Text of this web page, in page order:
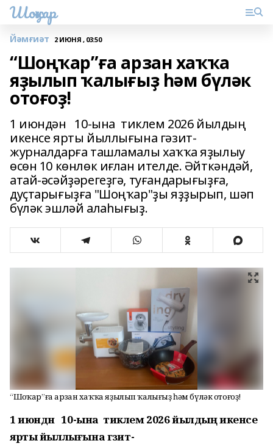
Шоңҡар
Йәмғиәт 2 ИЮНЯ , 03:50
“Шоңҡар”ға арзан хаҡҡа
яҙылып ҡалығыҙ һәм бүләк
отоғоҙ!
1 июндән 10-ына тиклем 2026 йылдың
икенсе ярты йыллығына гәзит-
журналдарға ташламалы хаҡҡа яҙылыу
өсөн 10 көнлөк иғлан ителде. Әйткәндәй,
атай-әсәйҙәрегеҙгә, туғандарығыҙға,
дуҫтарығыҙға "Шоңҡар"ҙы яҙҙырып, шәп
бүләк эшләй алаһығыҙ.
“Шоңҡар”ға арзан хаҡҡа яҙылып ҡалығыҙ һәм бүләк отоғоҙ!
1июндән 10-ына тиклем 2026йылдың икенсе
ярты йыллығына гәзит-